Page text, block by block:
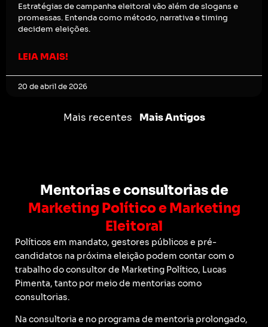
Estratégias de campanha eleitoral vão além de slogans e
promessas. Entenda como método, narrativa e timing
decidem eleições.
LEIA MAIS!
20 de abril de 2026
Mais recentes Mais Antigos
Mentorias e consultorias de
Marketing Político e Marketing
Eleitoral
Políticos em mandato, gestores públicos e pré-
candidatos na próxima eleição podem contar com o
trabalho do consultor de Marketing Político, Lucas
Pimenta, tanto por meio de mentorias como
consultorias.
Na consultoria e no programa de mentoria prolongado,